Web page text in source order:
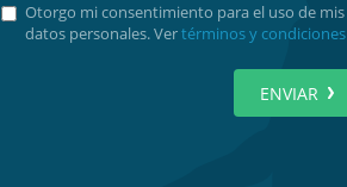
Otorgo mi consentimiento para el uso de mis
datos personales. Vertérminos y condiciones
ENVIAR